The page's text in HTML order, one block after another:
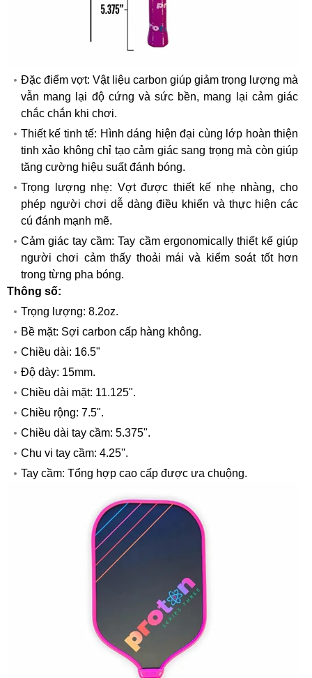
Đặc điểm vợt: Vật liệu carbon giúp giảm trọng lượng mà
vẫn mang lại độ cứng và sức bền, mang lại cảm giác
chắc chắn khi chơi.
Thiết kế tinh tế: Hình dáng hiện đại cùng lớp hoàn thiện
tinh xảo không chỉ tạo cảm giác sang trọng mà còn giúp
tăng cường hiệu suất đánh bóng.
Trọng lượng nhẹ: Vợt được thiết kế nhẹ nhàng, cho
phép người chơi dễ dàng điều khiển và thực hiện các
cú đánh mạnh mẽ.
Cảm giác tay cầm: Tay cầm ergonomically thiết kế giúp
người chơi cảm thấy thoải mái và kiểm soát tốt hơn
trong từng pha bóng.
Thông số:
Trọng lượng: 8.2oz.
Bề mặt: Sợi carbon cấp hàng không.
Chiều dài: 16.5"
Độ dày: 15mm.
Chiều dài mặt: 11.125".
Chiều rộng: 7.5".
Chiều dài tay cầm: 5.375".
Chu vi tay cầm: 4.25''.
Tay cầm: Tổng hợp cao cấp được ưa chuộng.